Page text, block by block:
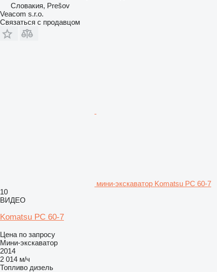
Словакия, Prešov
Veacom s.r.o.
Связаться с продавцом
мини-экскаватор Komatsu PC 60-7
10
ВИДЕО
Komatsu PC 60-7
Цена по запросу
Мини-экскаватор
2014
2 014 м/ч
Топливо дизель